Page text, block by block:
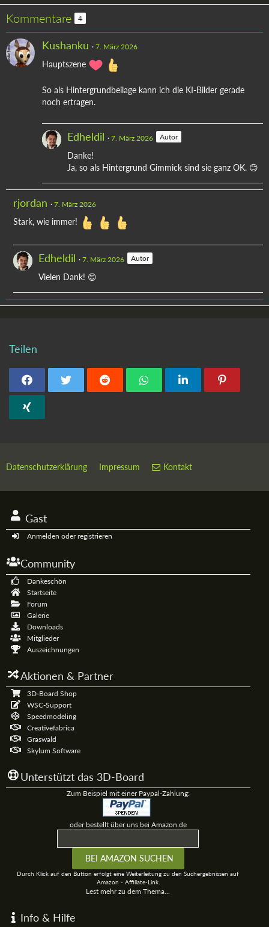
Kommentare 4
Kushanku 7. März 2026
Hauptszene
So als Hintergrundbeilage kann ich die KI-Bilder gerade
noch ertragen.
Edheldil 7. März 2026 Autor
Danke!
Ja, so als Hintergrund Gimmick sind sie ganz OK. 😊
rjordan 7. März 2026
Stark, wie immer!
Edheldil 7. März 2026 Autor
Vielen Dank! 😊
Teilen
Datenschutzerklärung Impressum Kontakt
Gast
Anmelden oder registrieren
Community
Dankeschön
Startseite
Forum
Galerie
Downloads
Mitglieder
Auszeichnungen
Aktionen & Partner
3D-Board Shop
WSC-Support
Speedmodeling
Creativefabrica
Graswald
Skylum Software
Unterstützt das 3D-Board
Zum Beispiel mit einer Paypal-Zahlung:
oder bestellt über uns bei Amazon.de
Durch Klick auf den Button erfolgt eine Weiterleitung zu den Suchergebnissen auf
Amazon - Affiliate-Link.
Lest mehr zu dem Thema...
Info & Hilfe